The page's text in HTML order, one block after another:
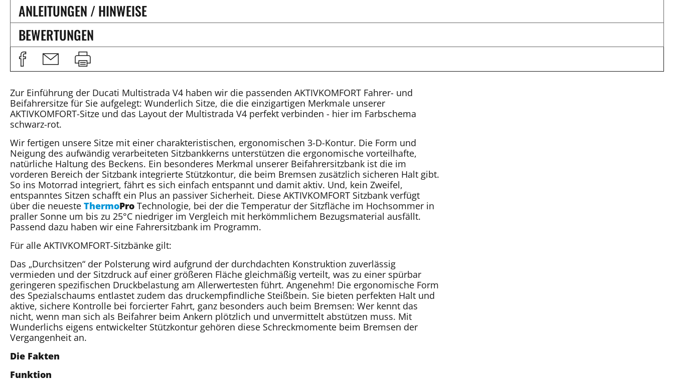
ANLEITUNGEN / HINWEISE
BEWERTUNGEN
Zur Einführung der Ducati Multistrada V4 haben wir die passenden AKTIVKOMFORT Fahrer- und
Beifahrersitze für Sie aufgelegt: Wunderlich Sitze, die die einzigartigen Merkmale unserer
AKTIVKOMFORT-Sitze und das Layout der Multistrada V4 perfekt verbinden - hier im Farbschema
schwarz-rot.
Wir fertigen unsere Sitze mit einer charakteristischen, ergonomischen 3-D-Kontur. Die Form und
Neigung des aufwändig verarbeiteten Sitzbankkerns unterstützen die ergonomische vorteilhafte,
natürliche Haltung des Beckens. Ein besonderes Merkmal unserer Beifahrersitzbank ist die im
vorderen Bereich der Sitzbank integrierte Stützkontur, die beim Bremsen zusätzlich sicheren Halt gibt.
So ins Motorrad integriert, fährt es sich einfach entspannt und damit aktiv. Und, kein Zweifel,
entspanntes Sitzen schafft ein Plus an passiver Sicherheit. Diese AKTIVKOMFORT Sitzbank verfügt
über die neueste ThermoPro Technologie, bei der die Temperatur der Sitzfläche im Hochsommer in
praller Sonne um bis zu 25°C niedriger im Vergleich mit herkömmlichem Bezugsmaterial ausfällt.
Passend dazu haben wir eine Fahrersitzbank im Programm.
Für alle AKTIVKOMFORT-Sitzbänke gilt:
Das „Durchsitzen“ der Polsterung wird aufgrund der durchdachten Konstruktion zuverlässig
vermieden und der Sitzdruck auf einer größeren Fläche gleichmäßig verteilt, was zu einer spürbar
geringeren spezifischen Druckbelastung am Allerwertesten führt. Angenehm! Die ergonomische Form
des Spezialschaums entlastet zudem das druckempfindliche Steißbein. Sie bieten perfekten Halt und
aktive, sichere Kontrolle bei forcierter Fahrt, ganz besonders auch beim Bremsen: Wer kennt das
nicht, wenn man sich als Beifahrer beim Ankern plötzlich und unvermittelt abstützen muss. Mit
Wunderlichs eigens entwickelter Stützkontur gehören diese Schreckmomente beim Bremsen der
Vergangenheit an.
Die Fakten
Funktion